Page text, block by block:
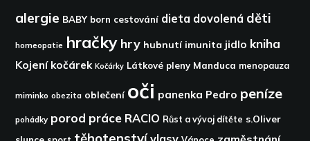
alergie BABY born cestování dieta dovolená děti
homeopatie hračky hry hubnutí imunita jidlo kniha
Kojení kočárek Kočárky Látkové pleny Manduca menopauza
miminko obezita oblečení oči panenka Pedro peníze
pohádky porod práce RACIO Růst a vývoj dítěte s.Oliver